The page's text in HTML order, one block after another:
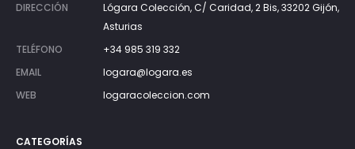
DIRECCIÓN
Lógara Colección, C/ Caridad, 2 Bis, 33202 Gijón,
Asturias
TELÉFONO
+34 985 319 332
EMAIL
logara@logara.es
WEB
logaracoleccion.com
CATEGORÍAS